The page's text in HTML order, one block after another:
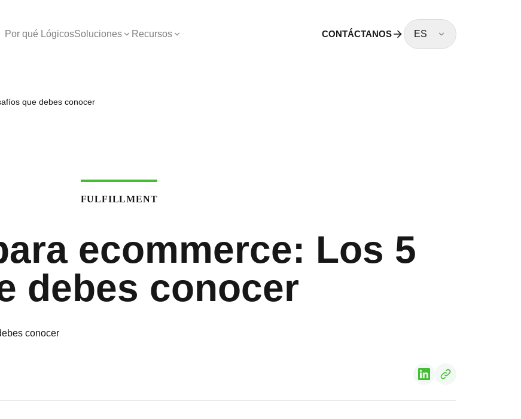
Por qué LógicosSoluciones Recursos CONTÁCTANOS ES
que debes conocer
FULFILLMENT
ecommerce: Los 5
debes conocer